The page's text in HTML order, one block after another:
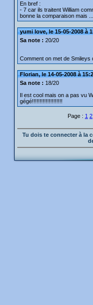
En bref :
- 7 car ils traitent William
bonne la comparaison mais
yumi love, le 15-05-2008 à
Sa note : 20/20
Comment on met de
Florian, le 14-05-2008 à
Sa note : 18/20
Il est cool mais on a pas vu
gégé!!!!!!!!!!!!!!!!!!!!
Page : 1 2
Tu dois te connecter à la